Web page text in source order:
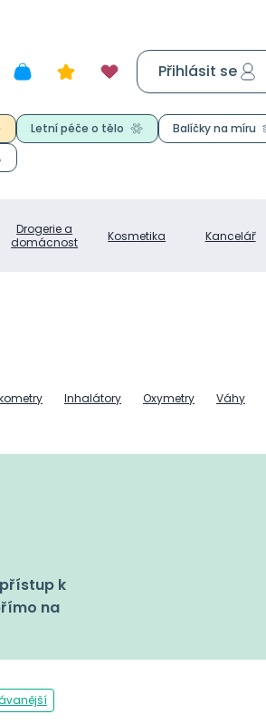
Drogerie a
domácnost
Kosmetika Kancelář
Přihlásit se
Letní péče o tělo Balíčky na míru
Inhalátory Oxymetry Váhy
k
na